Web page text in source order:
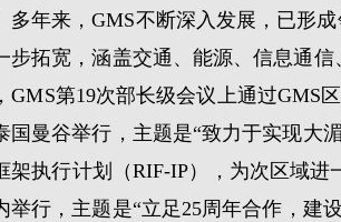
多年来，GMS不断深入发展，已形
步拓宽，涵盖交通、能源、信息通
GMS第19次部长级会议上通过GMS
国曼谷举行，主题是“致力于实现大
架执行计划（RIF-IP），为次区域
举行，主题是“立足25周年合作，建